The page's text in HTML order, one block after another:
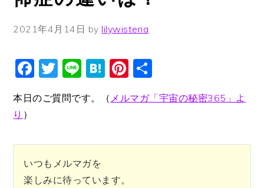
2021年4月14日 bylilywisteria
Facebook
Twitter
LineHatena
Pinterest
有
本日のご質問です。（ メルマガ「宇宙の秘密365」よ
り ）
いつもメルマガを
楽しみに待っています。